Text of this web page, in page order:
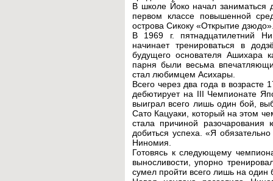
В школе Йоко начал заниматься
первом классе повышенной
острова Сикоку «Открытие
В 1969 г. пятнадцатилетний
начинает тренироваться в
будущего основателя Ашихара
парня были весьма
стал любимцем Асихары.
Всего через два года в
дебютирует на III Чемпионате
выиграл всего лишь один бой,
Сато Кацуаки, который на этом
стала причиной
добиться успеха. «Я
Ниномия.
Готовясь к следующему
выносливости, упорно
сумел пройти всего лишь на один